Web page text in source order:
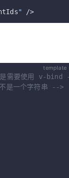
" />
template
是需要使用 v-bind
是一个字符串 -->